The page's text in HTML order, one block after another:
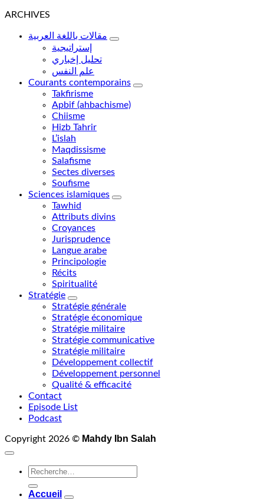
ARCHIVES
مقالات باللغة العربية
إستراتيجية
تحليل إخباري
علم النفس
Courants contemporains
Takfirisme
Apbif (ahbachisme)
Chiisme
Hizb Tahrir
L’islah
Maqdissisme
Salafisme
Sectes diverses
Soufisme
Sciences islamiques
Tawhid
Attributs divins
Croyances
Jurisprudence
Langue arabe
Principologie
Récits
Spiritualité
Stratégie
Stratégie générale
Stratégie économique
Stratégie militaire
Stratégie communicative
Stratégie militaire
Développement collectif
Développement personnel
Qualité & efficacité
Contact
Episode List
Podcast
Copyright 2026 © Mahdy Ibn Salah
Recherche
Accueil